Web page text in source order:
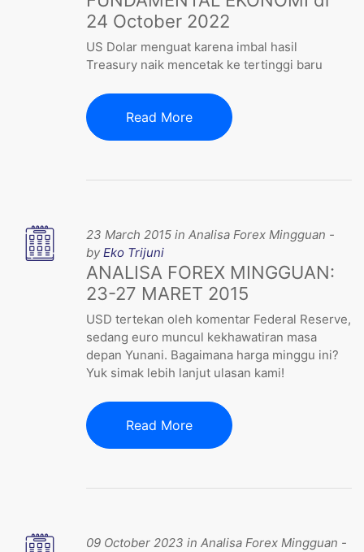
24 October 2022
US Dolar menguat karena imbal hasil
Treasury naik mencetak ke tertinggi baru
Read More
23 March 2015 in Analisa Forex Mingguan -
byEko Trijuni
ANALISA FOREX MINGGUAN:
23-27 MARET 2015
USD tertekan oleh komentar Federal Reserve,
sedang euro muncul kekhawatiran masa
depan Yunani. Bagaimana harga minggu ini?
Yuk simak lebih lanjut ulasan kami!
Read More
09 October 2023 in Analisa Forex Mingguan -